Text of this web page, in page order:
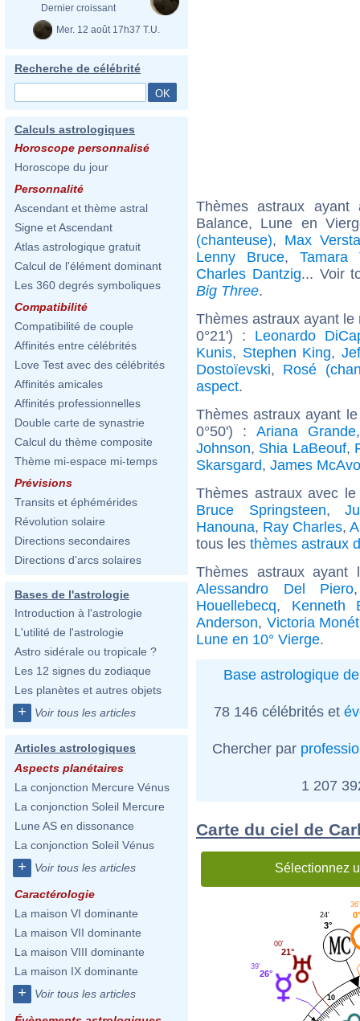
Dernier croissant
Mer. 12 août 17h37 T.U.
Recherche de célébrité
Calculs astrologiques
Horoscope personnalisé
Horoscope du jour
Personnalité
Ascendant et thème astral
Signe et Ascendant
Atlas astrologique gratuit
Calcul de l'élément dominant
Les 360 degrés symboliques
Compatibilité
Compatibilité de couple
Affinités entre célébrités
Love Test avec des célébrités
Affinités amicales
Affinités professionnelles
Double carte de synastrie
Calcul du thème composite
Thème mi-espace mi-temps
Prévisions
Transits et éphémérides
Révolution solaire
Directions secondaires
Directions d'arcs solaires
Bases de l'astrologie
Introduction à l'astrologie
L'utilité de l'astrologie
Astro sidérale ou tropicale ?
Les 12 signes du zodiaque
Les planètes et autres objets
+ Voir tous les articles
Articles astrologiques
Aspects planétaires
La conjonction Mercure Vénus
La conjonction Soleil Mercure
Lune AS en dissonance
La conjonction Soleil Vénus
+ Voir tous les articles
Caractérologie
La maison VI dominante
La maison VII dominante
La maison VIII dominante
La maison IX dominante
+ Voir tous les articles
Thèmes astraux
Balance, Lune en
(chanteuse), Max
Lenny Bruce, Tamara
Charles Dantzig... Voir
Big Three.
Thèmes astraux ayant
0°21') : Leonardo
Kunis, Stephen King,
Dostoïevski, Rosé
aspect.
Thèmes astraux ayant
0°50') : Ariana Grande
Johnson, Shia LaBeouf,
Skarsgard, James
Thèmes astraux avec
Bruce Springsteen,
Hanouna, Ray Charles,
tous les thèmes astraux
Thèmes astraux
Alessandro Del Piero
Houellebecq, Kenneth
Anderson, Victoria Monét
Lune en 10° Vierge.
Base astrologique
78 146 célébrités et
Chercher par
1 207
Carte du ciel de
Sélectionnez
10
0°
36'
3°
24'
21°
00'
26°
39'